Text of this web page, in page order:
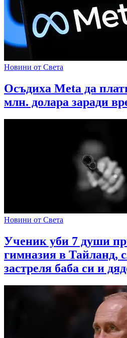
Новини от Света
Осъдиха Meta да
млн. долара заради
Новини от Света
Ученик уби 7 души
гимназия в Тайланд,
застреля баба си и